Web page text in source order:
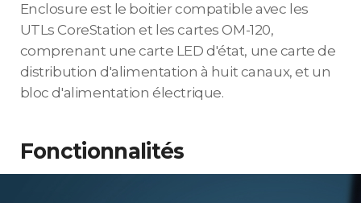
Enclosure est le boitier compatible avec les
UTLs CoreStation et les cartes OM-120,
comprenant une carte LED d'état, une carte de
distribution d'alimentation à huit canaux, et un
bloc d'alimentation électrique.
Fonctionnalités